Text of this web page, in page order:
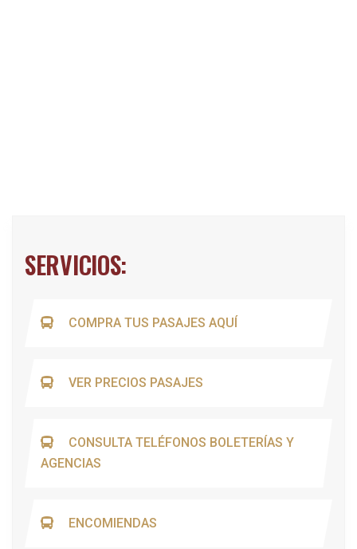
SERVICIOS:
COMPRA TUS PASAJES AQUÍ
VER PRECIOS PASAJES
CONSULTA TELÉFONOS BOLETERÍAS Y
AGENCIAS
ENCOMIENDAS